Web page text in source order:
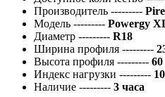
Производитель ---------
Модель --------- Powergy
Диаметр --------- R18
Ширина профиля ---------
Высота профиля --------- 60
Индекс нагрузки ---------
Наличие --------- 3 часа